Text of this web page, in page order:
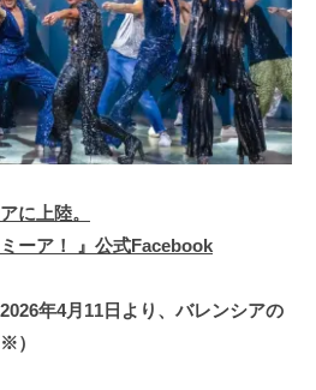
に上陸。
ーア！ 』公式Facebook
年4月11日より、バレンシアの
）